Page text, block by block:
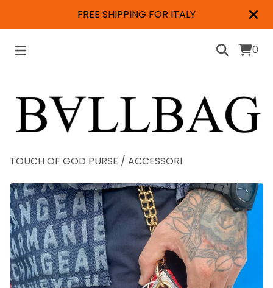
FREE SHIPPING FOR ITALY
0
TOUCH OF GOD PURSE / ACCESSORI